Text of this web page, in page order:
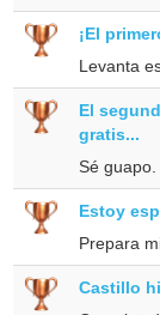
¡El
Levanta
El
gratis...
Sé guapo.
Estoy
Prepara
Castillo